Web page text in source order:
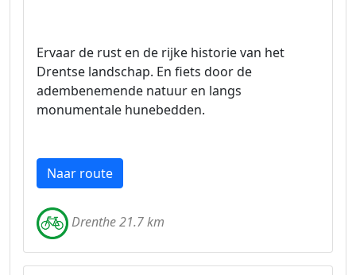
Ervaar de rust en de rijke historie van het
Drentse landschap. En fiets door de
adembenemende natuur en langs
monumentale hunebedden.
Naar route
Drenthe 21.7 km